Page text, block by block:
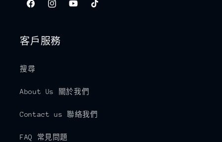
FacebookInstagramYouTubeTikTok
客戶服務
搜尋
About Us 關於我們
Contact us 聯絡我們
FAQ 常見問題